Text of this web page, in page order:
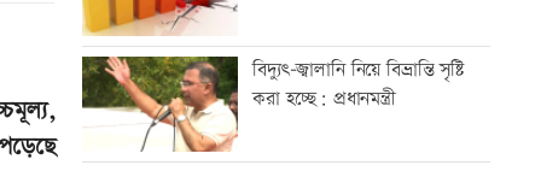
বিদ্যুৎ-জ্বালানি নিয়ে বিভ্রান্তি সৃষ্টি
করা হচ্ছে: প্রধানমন্ত্রী